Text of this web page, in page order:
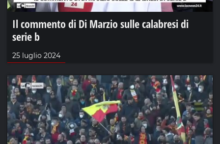
Il commento di Di Marzio sulle calabresi di
serie b
25 luglio 2024